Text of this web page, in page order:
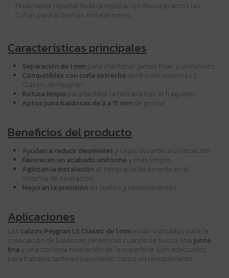
Finalmente rejuntar toda la instalación. Recuperamos las
Cuñas para próximas instalaciones.
Características principales
Separación de 1 mm para mantener juntas finas y uniformes.
Compatibles con cuña estrecha dentro del sistema LS
Classic de Peygran.
Rotura limpia para facilitar la retirada tras el fraguado.
Aptos para baldosas de 3 a 15 mm de grosor.
Beneficios del producto
Ayudan a reducir desniveles y cejas durante la colocación.
Favorecen un acabado uniforme y más limpio.
Agilizan la instalación al integrarse fácilmente en el
sistema de nivelación.
Mejoran la precisión en suelos y revestimientos.
Aplicaciones
Los calzos Peygran LS Classic de 1 mm están indicados para la
colocación de baldosas cerámicas cuando se busca una junta
fina y una correcta nivelación de la superficie. Son adecuados
para trabajos tanto en pavimento como en revestimiento.